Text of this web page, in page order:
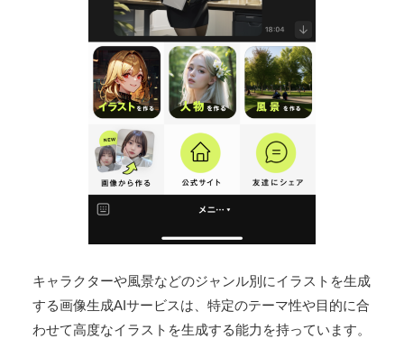
キャラクターや風景などのジャンル別にイラストを生成
する画像生成AIサービスは、特定のテーマ性や目的に合
わせて高度なイラストを生成する能力を持っています。